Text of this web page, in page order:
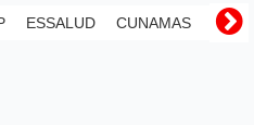
ESSALUD CUNAMAS